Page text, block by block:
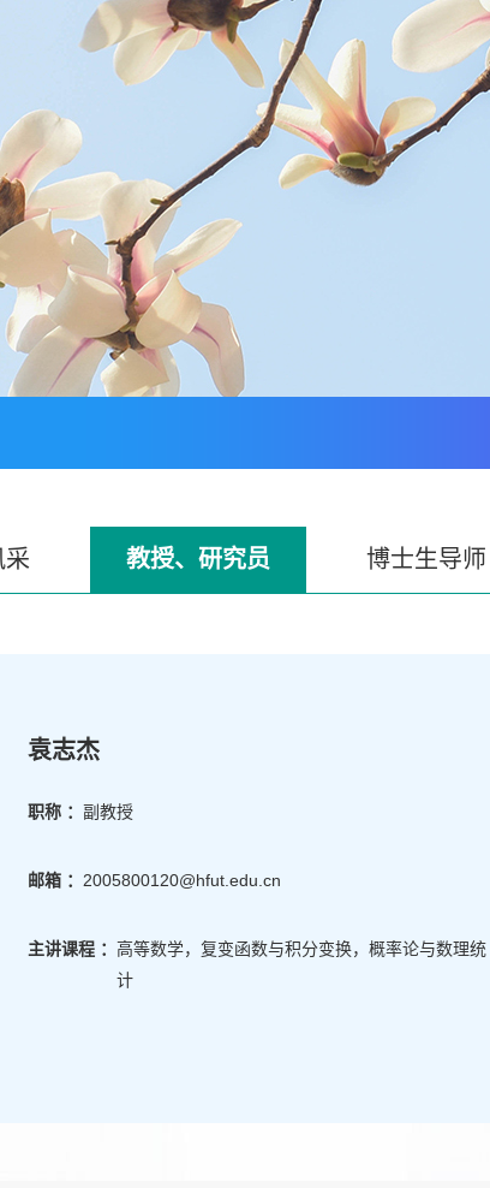
采 教授、研究员 博士生导师
袁志杰
职称 ： 副教授
邮箱 ： 2005800120@hfut.edu.cn
主讲课程 ： 高等数学，复变函数与积分变换，概率论与数理统
计